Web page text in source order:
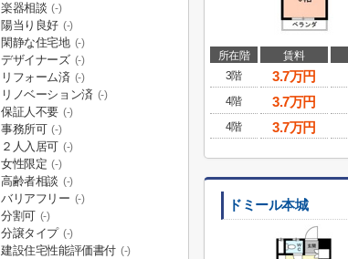
所在階 賃料
3階
3.7万円
4階
3.7万円
4階
3.7万円
ドミール本城
楽器相談 (-)
陽当り良好 (-)
閑静な住宅地 (-)
デザイナーズ (-)
リフォーム済 (-)
リノベーション済 (-)
保証人不要 (-)
事務所可 (-)
２人入居可 (-)
女性限定 (-)
高齢者相談 (-)
バリアフリー (-)
分割可 (-)
分譲タイプ (-)
建設住宅性能評価書付 (-)